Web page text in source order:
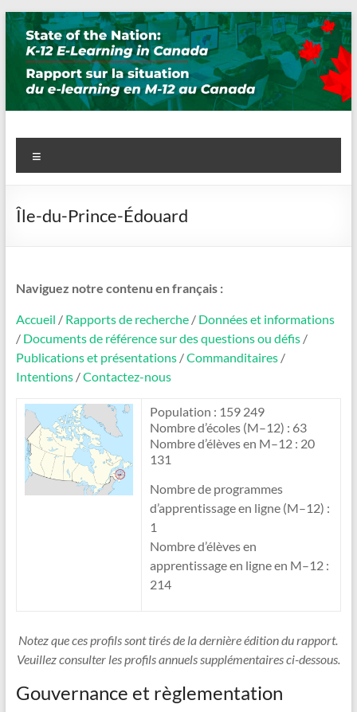
Skip
to
content
State of the Nation: K-12 E-
Learning in Canada
Île-du-Prince-Édouard
Naviguez notre contenu en français :
Accueil / Rapports de recherche/ Données et informations
/ Documents de référence sur des questions ou défis/
Publications et présentations/Commanditaires/
Intentions/Contactez-nous
Population : 159 249
Nombre d’écoles (M–12) : 63
Nombre d’élèves en M–12 : 20
131
Nombre de programmes
d’apprentissage en ligne (M–12) :
1
Nombre d’élèves en
apprentissage en ligne en M–12 :
214
Notez que ces profils sont tirés de la dernière édition du rapport.
Veuillez consulter les profils annuels supplémentaires ci-dessous.
Gouvernance et règlementation